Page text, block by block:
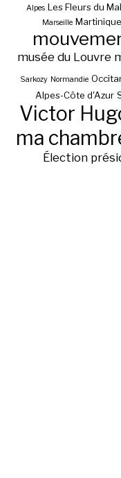
Alpes Les Fleurs du Mal
Marseille Martinique
musée du Louvre
Sarkozy Normandie
Alpes-Côte d'Azur
Victor
ma
Élection